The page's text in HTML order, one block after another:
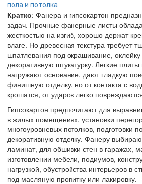
пола и потолка
Кратко: Фанера и гипсокартон
задач. Прочные фанерные листы
жесткостью на изгиб, хорошо держат
влаге. Но древесная текстура требует
шпатлевания под окрашивание,
декоративную штукатурку. Легкие плиты
нагружают основание, дают гладкую
финишную отделку, но от контакта с
крошатся, от ударов легко
Гипсокартон предпочитают для
в жилых помещениях, установки
многоуровневых потолков, подготовки
декоративную отделку. Фанеру
ламинат, для обшивки стен в гаражах,
изготовлении мебели, подиумов,
нагрузкой, обустройства интерьеров в
под масляную пропитку или лакировку.